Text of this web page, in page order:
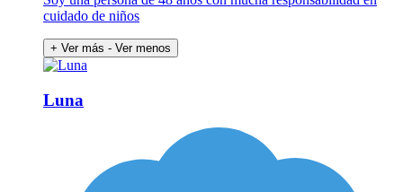
cuidado de niños
+ Ver más - Ver menos
Luna